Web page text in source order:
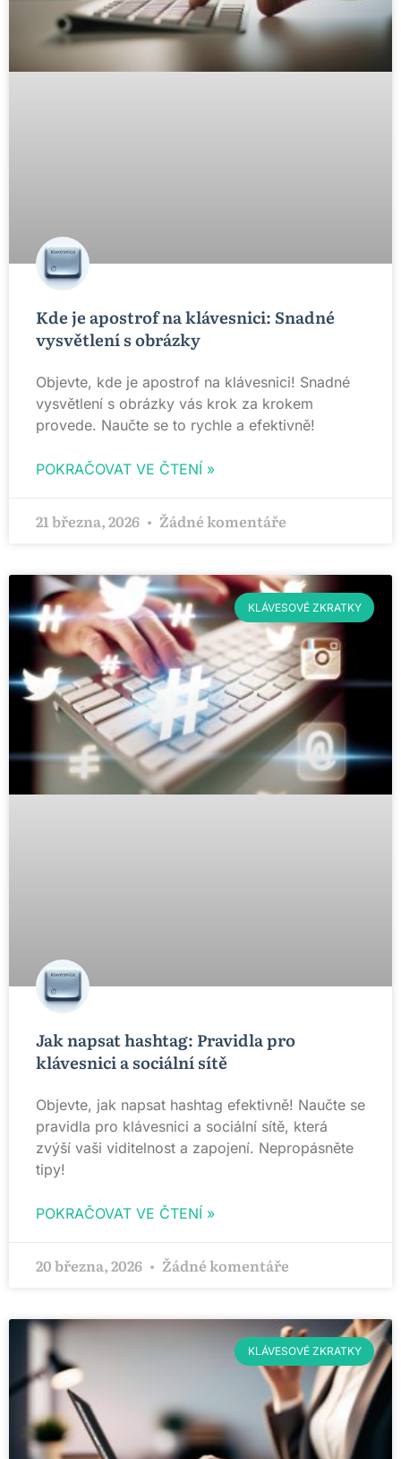
Kde je apostrof na klávesnici: Snadné
vysvětlení s obrázky
Objevte, kde je apostrof na klávesnici! Snadné
vysvětlení s obrázky vás krok za krokem
provede. Naučte se to rychle a efektivně!
POKRAČOVAT VE ČTENÍ »
21 března, 2026 Žádné komentáře
KLÁVESOVÉ ZKRATKY
Jak napsat hashtag: Pravidla pro
klávesnici a sociální sítě
Objevte, jak napsat hashtag efektivně! Naučte se
pravidla pro klávesnici a sociální sítě, která
zvýší vaši viditelnost a zapojení. Nepropásněte
tipy!
POKRAČOVAT VE ČTENÍ »
20 března, 2026 Žádné komentáře
KLÁVESOVÉ ZKRATKY